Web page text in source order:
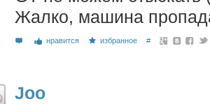
Жалко, машина
нравится избранное #
Joo